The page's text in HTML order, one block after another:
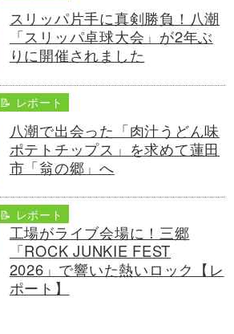
スリッパ片手に真剣勝負！八潮
「スリッパ卓球大会」が2年ぶ
りに開催されました
📝 レポート
八潮で出会った「肉汁うどん味
ポテトチップス」を求めて蓮田
市「翁の郷」へ
📝 レポート
工場がライブ会場に！三郷
「ROCK JUNKIE FEST
2026」で響いた熱いロック【レ
ポート】